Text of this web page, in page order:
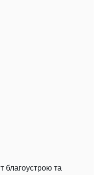
благоустрою та